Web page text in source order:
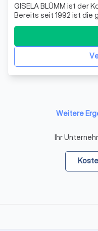
GISELA BLÜMM ist der
Bereits seit 1992 ist die
Werbefachwirtin BAW
Immobilienmaklerin vor
Immobilienverkäufer –
Weitere
Ihr